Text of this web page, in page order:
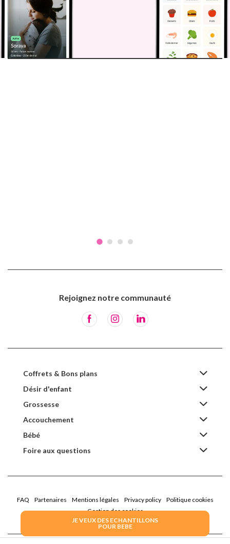
JE VEUX DES ECHANTILLONS
POUR BEBE
Rejoignez notre communauté
Coffrets & Bons plans
Désir d'enfant
Grossesse
Accouchement
Bébé
Foire aux questions
FAQ Partenaires Mentions légales Privacy policy
Politique cookies
Gestion des cookies